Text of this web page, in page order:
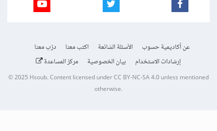
عن أكاديمية حسوب الأسئلة الشائعة اكتب معنا
درّب معنا
إرشادات الاستخدام
بيان الخصوصية مركز المساعدة
© 2025Hsoub.Content licensed underCC BY-NC-SA 4.0unless mentioned
otherwise.